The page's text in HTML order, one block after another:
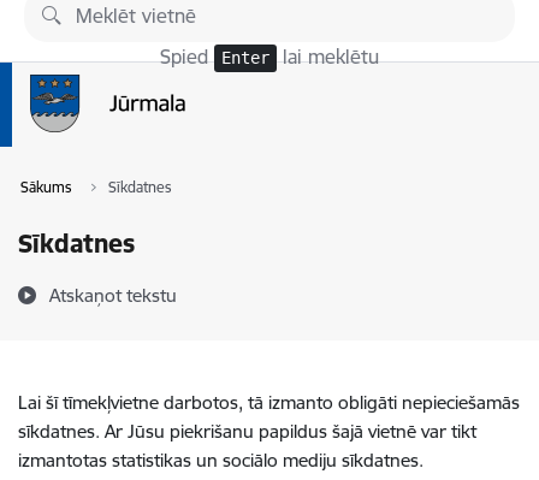
Pāriet uz lapas saturu
Spied Enter lai meklētu
Sākums Sīkdatnes
Sīkdatnes
Atskaņot tekstu
Lai šī tīmekļvietne darbotos, tā izmanto obligāti nepieciešamās
sīkdatnes. Ar Jūsu piekrišanu papildus šajā vietnē var tikt
izmantotas statistikas un sociālo mediju sīkdatnes.